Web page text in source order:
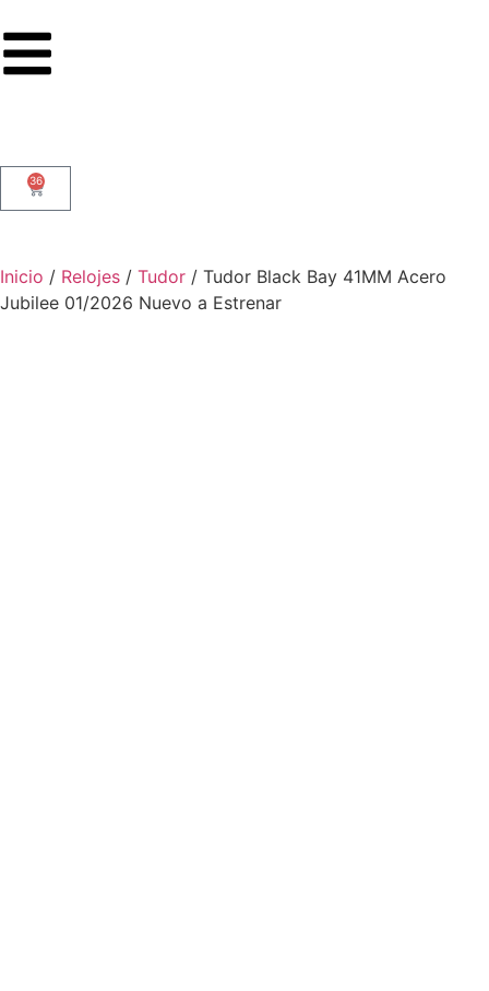
36
Inicio / Relojes / Tudor / Tudor Black Bay 41MM Acero
Jubilee 01/2026 Nuevo a Estrenar